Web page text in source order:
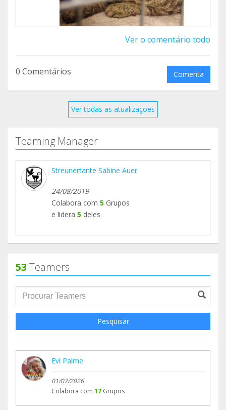
Ver o comentário todo
0 Comentários Comenta
Ver todas as atualizações
Teaming Manager
Streunertante Sabine Auer
24/08/2019
Colabora com 5 Grupos
e lidera 5 deles
53 Teamers
groupProfile.searchForm.search.text???
Pesquisar
Evi Palme
01/07/2026
Colabora com 17 Grupos